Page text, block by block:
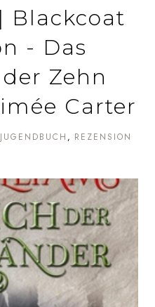
Blackcoat
- Das
Zehn
Carter
JUGENDBUCH REZENSION